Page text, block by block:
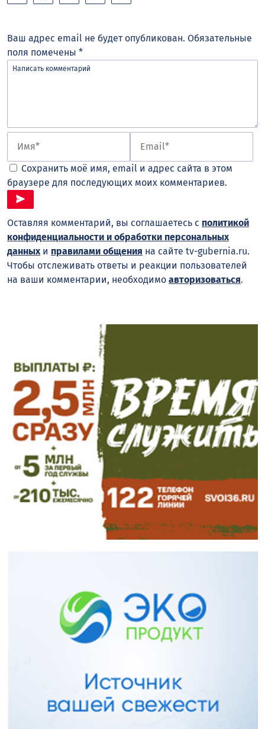
Ваш адрес email не будет опубликован. Обязательные
поля помечены *
Сохранить моё имя, email и адрес сайта в этом
браузере для последующих моих комментариев.
Оставляя комментарий, вы соглашаетесь с политикой
конфиденциальности и обработки персональных
данныхи правилами общения на сайте tv-gubernia.ru.
Чтобы отслеживать ответы и реакции пользователей
на ваши комментарии, необходимо авторизоваться.